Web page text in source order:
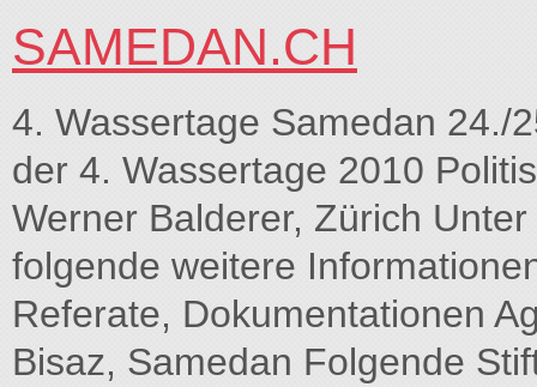
SAMEDAN.CH
4. Wassertage Samedan 24./
der 4. Wassertage 2010
Werner Balderer, Zürich
folgende weitere
Referate, Dokumentationen
Bisaz, Samedan Folgende